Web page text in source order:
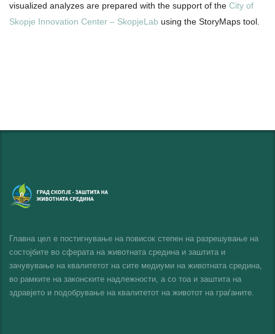
visualized analyzes are prepared with the support of the City of
Skopje Innovation Center – SkopjeLab using the StoryMaps tool.
Главна цел е постигнување на повисок степен на разрешување на
состојбите во сферата на животната средина и заштита и
зачувување на квалитетот на сите медиуми на животната средина,
во рамките на законските надлежности, а со тоа и заштита на
здравјето и подобрување на квалитетот на животот на граѓаните.